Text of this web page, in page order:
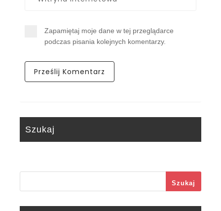
Zapamiętaj moje dane w tej przeglądarce
podczas pisania kolejnych komentarzy.
Szukaj
Szukaj